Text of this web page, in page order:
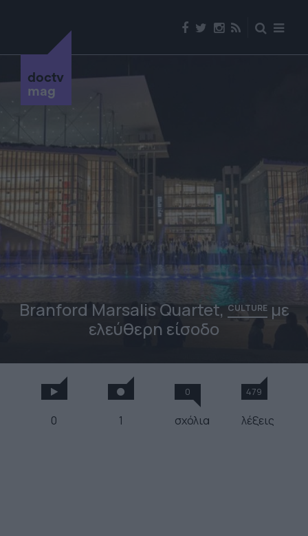
doctv
mag
Branford Marsalis Quartet,CULTUREμε
ελεύθερη είσοδο
0 1
0
σχόλια
479
λέξεις